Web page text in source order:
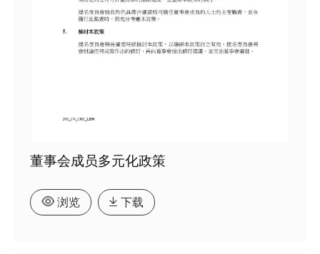
董事会成员多元化政策
浏览 下载